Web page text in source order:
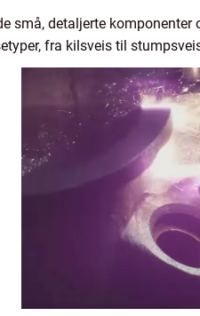
små, detaljerte
fra kilsveis til